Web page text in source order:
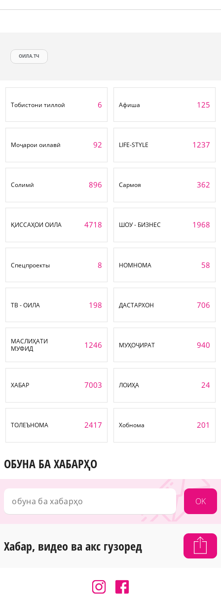
ОИЛА.ТЧ
Тобистони тиллоӣ 6 Афиша 125
Моҷарои оилавӣ 92 LIFE-STYLE 1237
Солимӣ 896 Сармоя 362
ҚИССАҲОИ ОИЛА 4718 ШОУ - БИЗНЕС 1968
Спецпроекты 8 НОМНОМА 58
ТВ - ОИЛА 198 ДАСТАРХОН 706
МАСЛИҲАТИ
МУФИД
1246 МУҲОҶИРАТ 940
ХАБАР 7003 ЛОИҲА 24
ТОЛЕЪНОМА 2417 Хобнома 201
ОБУНА БА ХАБАРҲО
OK
Хабар, видео ва акс гузоред